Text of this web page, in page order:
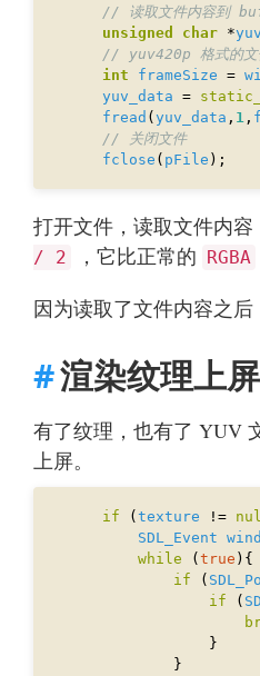
unsigned
char *
int
frameSize =
yuv_data =
fread ( yuv_data , 1 ,
fclose ( pFile
打开文件，读取文件内容
/ 2 ，它比正常的 RGBA
因为读取了文件内容之
渲染纹理上屏
有了纹理，也有了 YUV
上屏。
if ( texture !=
SDL_Event
while ( true
if (
if (